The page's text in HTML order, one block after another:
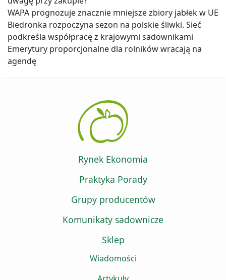
WAPA prognozuje znacznie mniejsze zbiory jabłek w UE
Biedronka rozpoczyna sezon na polskie śliwki. Sieć
podkreśla współpracę z krajowymi sadownikami
Emerytury proporcjonalne dla rolników wracają na
agendę
Rynek Ekonomia
Praktyka Porady
Grupy producentów
Komunikaty sadownicze
Sklep
Wiadomości